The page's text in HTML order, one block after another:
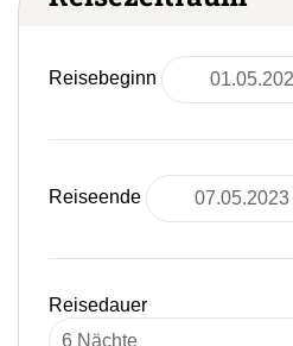
Reisebeginn
Reiseende
Reisedauer